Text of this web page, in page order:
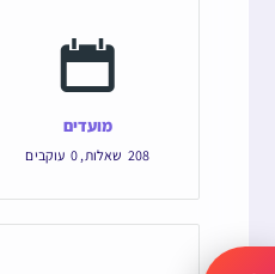
מועדים
208 שאלות,
0 עוקבים